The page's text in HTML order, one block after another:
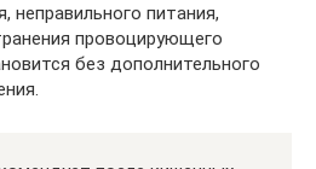
неправильного питания,
провоцирующего
без дополнительного